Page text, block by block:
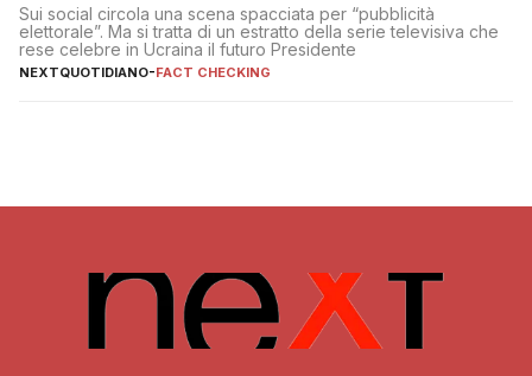
Sui social circola una scena spacciata per “pubblicità
elettorale”. Ma si tratta di un estratto della serie televisiva che
rese celebre in Ucraina il futuro Presidente
NEXTQUOTIDIANO-FACT CHECKING